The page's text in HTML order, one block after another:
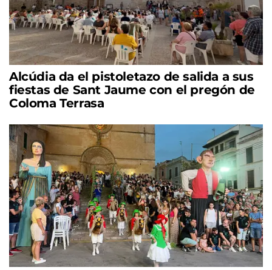
Alcúdia da el pistoletazo de salida a sus
fiestas de Sant Jaume con el pregón de
Coloma Terrasa